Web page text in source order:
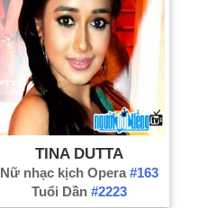
TINA DUTTA
Nữ nhạc kịch Opera #163
Tuổi Dần #2223